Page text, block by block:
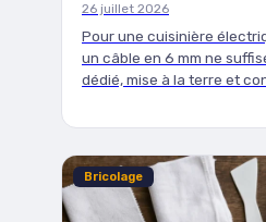
26 juillet 2026
Pour une cuisinière
un câble en 6 mm ne
dédié, mise à la terre et
Bricolage